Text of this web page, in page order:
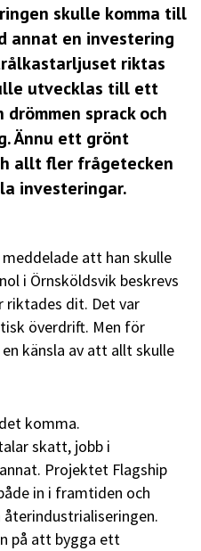
skulle komma till
annat en investering
riktas
utvecklas till ett
sprack och
Ännu ett grönt
allt fler frågetecken
investeringar.
meddelade att han skulle
i Örnsköldsvik beskrevs
riktades dit. Det var
överdrift. Men för
känsla av att allt skulle
komma.
skatt, jobb i
Projektet Flagship
in i framtiden och
på att bygga ett